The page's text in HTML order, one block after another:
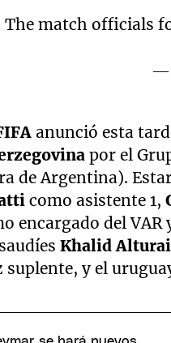
The match officials
—
anunció esta
por el
de Argentina).
como asistente 1,
encargado del VAR
Khalid
suplente, y el